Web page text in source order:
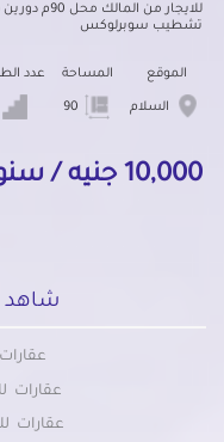
للايجار من
تشطيب سوبرلوكس
الموقع
السلام
المساحة عدد
10,000 جنيه / سنوياً
شاهد
عقارات
عقارات
عقارات